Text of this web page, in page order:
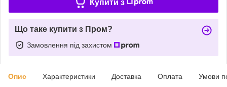
Купити з
Що таке купити з Пром?
Замовлення під захистом
Опис Характеристики Доставка Оплата Умови